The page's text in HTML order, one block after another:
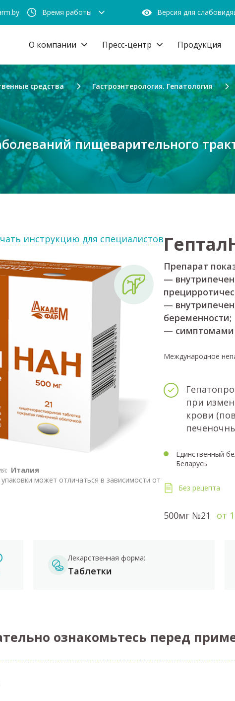
Время работы Версия для
О компании Пресс-центр Продукция
средства Гастроэнтерология. Гепатология
пищеварительного
инструкцию для специалистов
Италия
может отличаться в зависимости от
Препарат
—
—
беременности;
— симптомами
Международное
при
крови
Единственный
Беларусь
Без рецепта
500мг №21 от
Лекарственная форма:
Таблетки
ознакомьтесь перед